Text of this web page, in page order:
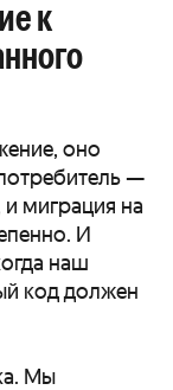
к
оно
—
миграция на
И
наш
код должен
Мы